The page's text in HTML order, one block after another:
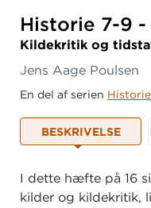
Historie 7-9
Kildekritik og
Jens Aage Poulsen
En del af serien
BESKRIVELSE
I dette hæfte på 16
kilder og kildekritik,